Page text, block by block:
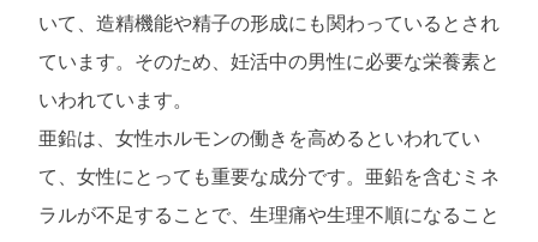
いて、造精機能や精子の形成にも関わっているとされ
ています。そのため、妊活中の男性に必要な栄養素と
いわれています。
亜鉛は、女性ホルモンの働きを高めるといわれてい
て、女性にとっても重要な成分です。亜鉛を含むミネ
ラルが不足することで、生理痛や生理不順になること